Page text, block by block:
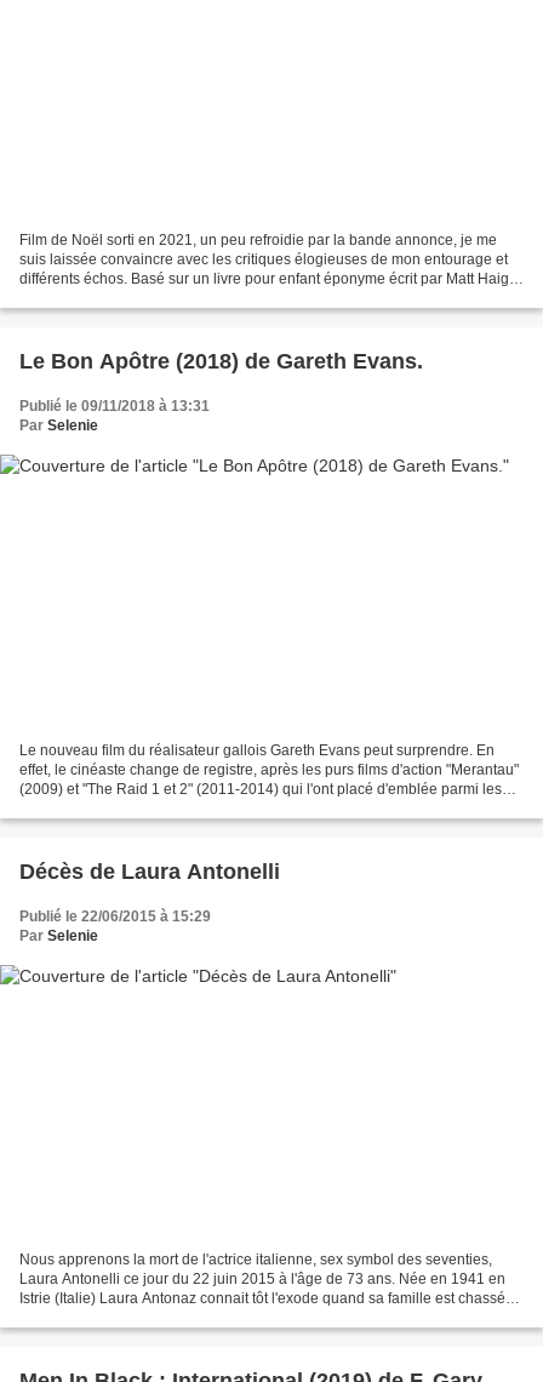
Film de Noël sorti en 2021, un peu refroidie par la bande annonce, je me
suis laissée convaincre avec les critiques élogieuses de mon entourage et
différents échos. Basé sur un livre pour enfant éponyme écrit par Matt Haig
Le Bon Apôtre (2018) de Gareth Evans.
Publié le 09/11/2018 à 13:31
Par Selenie
Le nouveau film du réalisateur gallois Gareth Evans peut surprendre. En
effet, le cinéaste change de registre, après les purs films d'action "Merantau"
(2009) et "The Raid 1 et 2" (2011-2014) qui l'ont placé d'emblée parmi les
Décès de Laura Antonelli
Publié le 22/06/2015 à 15:29
Par Selenie
Nous apprenons la mort de l'actrice italienne, sex symbol des seventies,
Laura Antonelli ce jour du 22 juin 2015 à l'âge de 73 ans. Née en 1941 en
Istrie (Italie) Laura Antonaz connait tôt l'exode quand sa famille est chassée